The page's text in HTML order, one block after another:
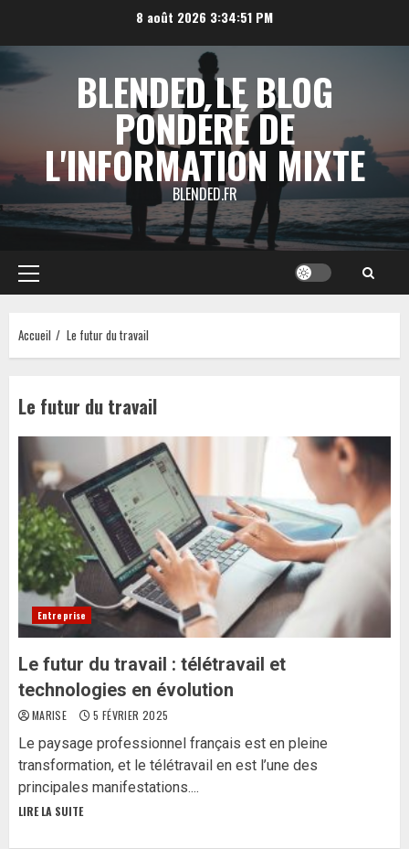
contenu
8 août 2026 3:34:52 PM
BLENDED LE BLOG
PONDÉRÉ DE
L'INFORMATION MIXTE
BLENDED.FR
Menu
principal
Accueil Le futur du travail
Le futur du travail
Entreprise
Le futur du travail : télétravail et
technologies en évolution
MARISE 5 FÉVRIER 2025
Le paysage professionnel français est en pleine
transformation, et le télétravail en est l’une des
principales manifestations....
LIRE LA SUITE